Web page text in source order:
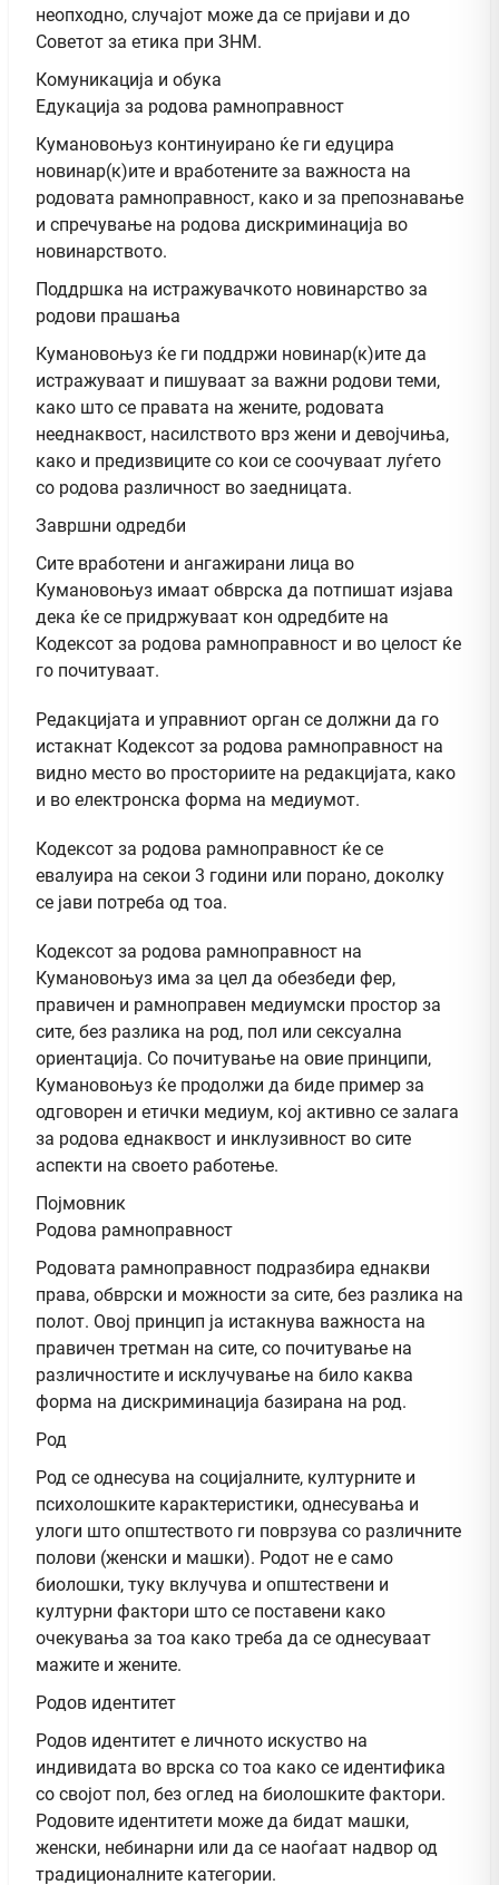
неопходно, случајот може да се пријави и до
Советот за етика при ЗНМ.
Комуникација и обука
Едукација за родова рамноправност
Кумановоњуз континуирано ќе ги едуцира
новинар(к)ите и вработените за важноста на
родовата рамноправност, како и за препознавање
и спречување на родова дискриминација во
новинарството.
Поддршка на истражувачкото новинарство за
родови прашања
Кумановоњуз ќе ги поддржи новинар(к)ите да
истражуваат и пишуваат за важни родови теми,
како што се правата на жените, родовата
нееднаквост, насилството врз жени и девојчиња,
како и предизвиците со кои се соочуваат луѓето
со родова различност во заедницата.
Завршни одредби
Сите вработени и ангажирани лица во
Кумановоњуз имаат обврска да потпишат изјава
дека ќе се придржуваат кон одредбите на
Кодексот за родова рамноправност и во целост ќе
го почитуваат.
Редакцијата и управниот орган се должни да го
истакнат Кодексот за родова рамноправност на
видно место во просториите на редакцијата, како
и во електронска форма на медиумот.
Кодексот за родова рамноправност ќе се
евалуира на секои 3 години или порано, доколку
се јави потреба од тоа.
Кодексот за родова рамноправност на
Кумановоњуз има за цел да обезбеди фер,
правичен и рамноправен медиумски простор за
сите, без разлика на род, пол или сексуална
ориентација. Со почитување на овие принципи,
Кумановоњуз ќе продолжи да биде пример за
одговорен и етички медиум, кој активно се залага
за родова еднаквост и инклузивност во сите
аспекти на своето работење.
Појмовник
Родова рамноправност
Родовата рамноправност подразбира еднакви
права, обврски и можности за сите, без разлика на
полот. Овој принцип ја истакнува важноста на
правичен третман на сите, со почитување на
различностите и исклучување на било каква
форма на дискриминација базирана на род.
Род
Род се однесува на социјалните, културните и
психолошките карактеристики, однесувања и
улоги што општеството ги поврзува со различните
полови (женски и машки). Родот не е само
биолошки, туку вклучува и општествени и
културни фактори што се поставени како
очекувања за тоа како треба да се однесуваат
мажите и жените.
Родов идентитет
Родов идентитет е личното искуство на
индивидата во врска со тоа како се идентифика
со својот пол, без оглед на биолошките фактори.
Родовите идентитети може да бидат машки,
женски, небинарни или да се наоѓаат надвор од
традиционалните категории.